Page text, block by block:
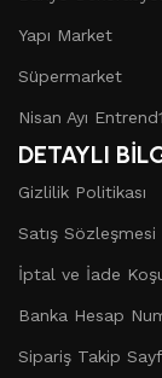
Yapı Market
Süpermarket
Nisan Ayı
DETAYLI
Gizlilik Politikası
Satış Sözleşmesi
İptal ve İade
Banka Hesap
Sipariş Takip